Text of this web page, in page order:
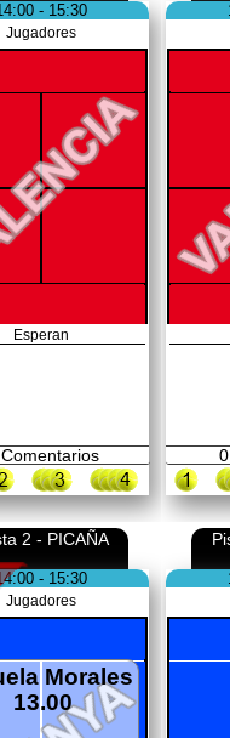
- 15:30
Jugadores
Esperan
0
2 - PICAÑA
- 15:30
Jugadores
Morales
13.00